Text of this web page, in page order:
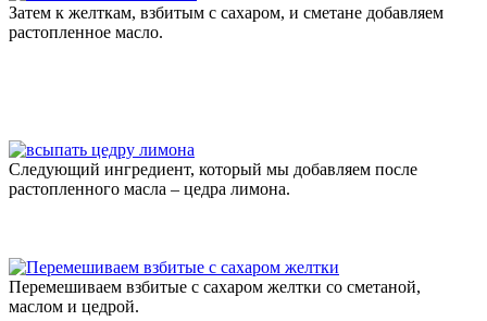
Затем к желткам, взбитым с сахаром, и сметане добавляем
растопленное масло.
Следующий ингредиент, который мы добавляем после
растопленного масла – цедра лимона.
Перемешиваем взбитые с сахаром желтки со сметаной,
маслом и цедрой.